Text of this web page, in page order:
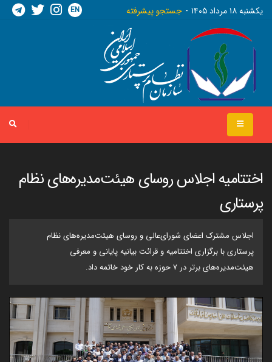
يکشنبه ١٨ مرداد ١٤٠٥ جستجو پیشرفته EN
اختتامیه اجلاس روسای هیئت‌مدیره‌های نظام
پرستاری
اجلاس مشترک اعضای شورای‌عالی و روسای هیئت‌مدیره‌های نظام
پرستاری با برگزاری اختتامیه و قرائت بیانیه پایانی و معرفی
هیئت‌مدیره‌های برتر در ۷ حوزه به کار خود خاتمه داد.